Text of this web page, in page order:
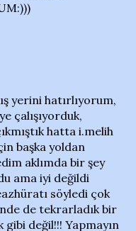
yerini hatırlıyorum,
çalışıyorduk,
hatta i.melih
başka yoldan
aklımda bir şey
ama iyi değildi
söyledi çok
de tekrarladık bir
gibi değil!!! Yapmayın